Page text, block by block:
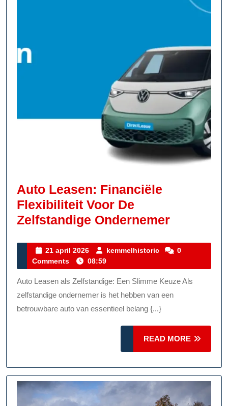
Auto Leasen: Financiële
Flexibiliteit Voor De
Zelfstandige OndernemerAuto
Voor
De
21 april 2026
21
april
2026
kemmelhistoric kemmelhistoric
0
Comments
08:59
Auto Leasen als Zelfstandige: Een Slimme Keuze Als
zelfstandige ondernemer is het hebben van een
betrouwbare auto van essentieel belang {...}
READ MORE
MORE